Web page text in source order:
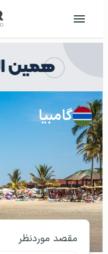
گامبیا
مقصد موردنظر